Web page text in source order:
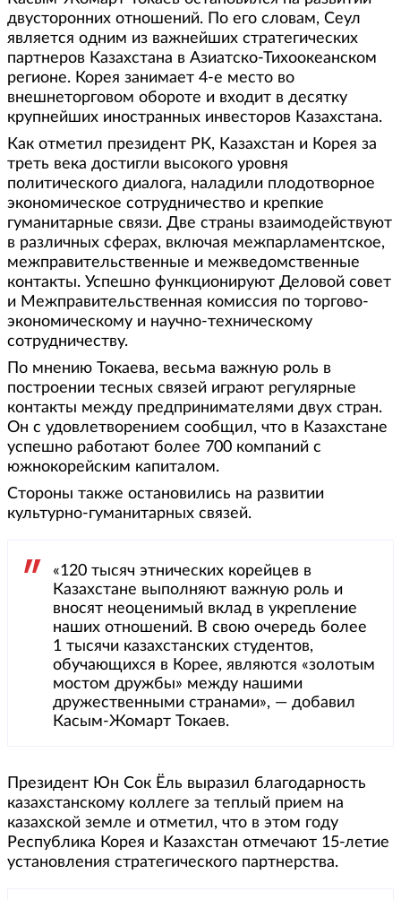
двусторонних отношений. По его словам, Сеул
является одним из важнейших стратегических
партнеров Казахстана в Азиатско-Тихоокеанском
регионе. Корея занимает 4-е место во
внешнеторговом обороте и входит в десятку
крупнейших иностранных инвесторов Казахстана.
Как отметил президент РК, Казахстан и Корея за
треть века достигли высокого уровня
политического диалога, наладили плодотворное
экономическое сотрудничество и крепкие
гуманитарные связи. Две страны взаимодействуют
в различных сферах, включая межпарламентское,
межправительственные и межведомственные
контакты. Успешно функционируют Деловой совет
и Межправительственная комиссия по торгово-
экономическому и научно-техническому
сотрудничеству.
По мнению Токаева, весьма важную роль в
построении тесных связей играют регулярные
контакты между предпринимателями двух стран.
Он с удовлетворением сообщил, что в Казахстане
успешно работают более 700 компаний с
южнокорейским капиталом.
Стороны также остановились на развитии
культурно-гуманитарных связей.
«120 тысяч этнических корейцев в
Казахстане выполняют важную роль и
вносят неоценимый вклад в укрепление
наших отношений. В свою очередь более
1 тысячи казахстанских студентов,
обучающихся в Корее, являются «золотым
мостом дружбы» между нашими
дружественными странами», — добавил
Касым-Жомарт Токаев.
Президент Юн Сок Ёль выразил благодарность
казахстанскому коллеге за теплый прием на
казахской земле и отметил, что в этом году
Республика Корея и Казахстан отмечают 15-летие
установления стратегического партнерства.